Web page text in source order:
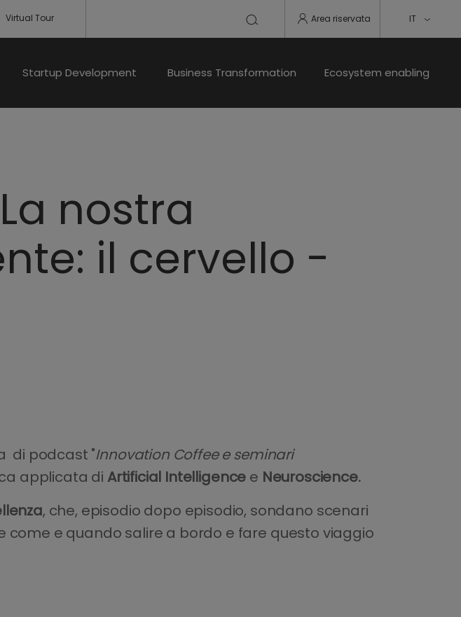
Virtual Tour Area riservata IT
Startup Development Business Transformation Ecosystem enabling
nostra
il cervello -
di podcast "Innovation Coffee e seminari
applicata di Artificial Intelligence e Neuroscience.
, che, episodio dopo episodio, sondano scenari
come e quando salire a bordo e fare questo viaggio